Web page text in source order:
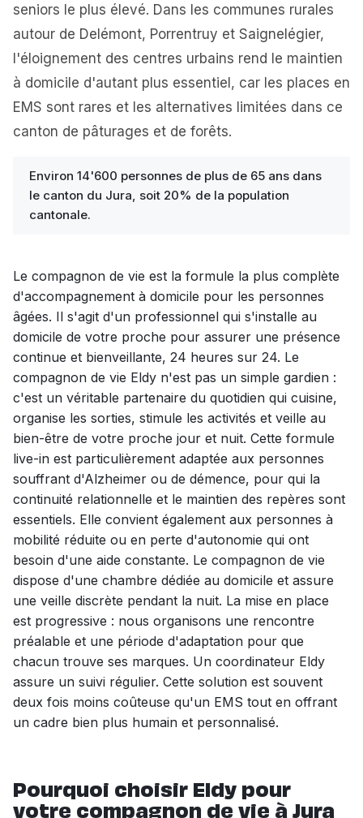
seniors le plus élevé. Dans les communes rurales
autour de Delémont, Porrentruy et Saignelégier,
l'éloignement des centres urbains rend le maintien
à domicile d'autant plus essentiel, car les places en
EMS sont rares et les alternatives limitées dans ce
canton de pâturages et de forêts.
Environ 14'600 personnes de plus de 65 ans dans
le canton du Jura, soit 20% de la population
cantonale.
Le compagnon de vie est la formule la plus complète
d'accompagnement à domicile pour les personnes
âgées. Il s'agit d'un professionnel qui s'installe au
domicile de votre proche pour assurer une présence
continue et bienveillante, 24 heures sur 24. Le
compagnon de vie Eldy n'est pas un simple gardien :
c'est un véritable partenaire du quotidien qui cuisine,
organise les sorties, stimule les activités et veille au
bien-être de votre proche jour et nuit. Cette formule
live-in est particulièrement adaptée aux personnes
souffrant d'Alzheimer ou de démence, pour qui la
continuité relationnelle et le maintien des repères sont
essentiels. Elle convient également aux personnes à
mobilité réduite ou en perte d'autonomie qui ont
besoin d'une aide constante. Le compagnon de vie
dispose d'une chambre dédiée au domicile et assure
une veille discrète pendant la nuit. La mise en place
est progressive : nous organisons une rencontre
préalable et une période d'adaptation pour que
chacun trouve ses marques. Un coordinateur Eldy
assure un suivi régulier. Cette solution est souvent
deux fois moins coûteuse qu'un EMS tout en offrant
un cadre bien plus humain et personnalisé.
Pourquoi choisir Eldy pour
votre compagnon de vie à Jura